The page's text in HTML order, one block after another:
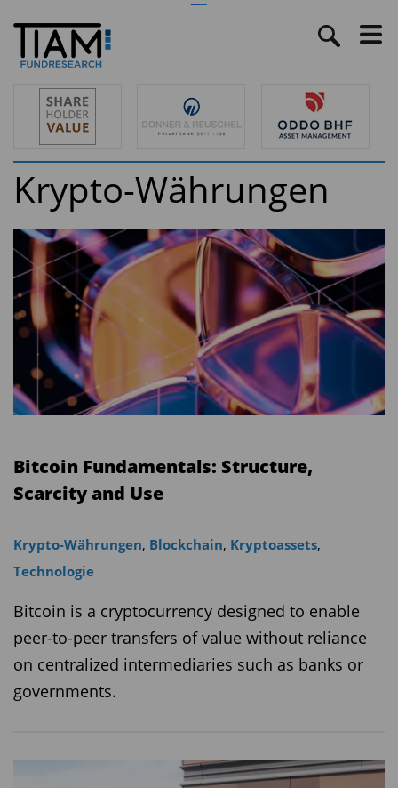
Krypto-Währungen
Bitcoin Fundamentals: Structure,
Scarcity and Use
Krypto-Währungen, Blockchain, Kryptoassets,
Technologie
Bitcoin is a cryptocurrency designed to enable
peer-to-peer transfers of value without reliance
on centralized intermediaries such as banks or
governments.